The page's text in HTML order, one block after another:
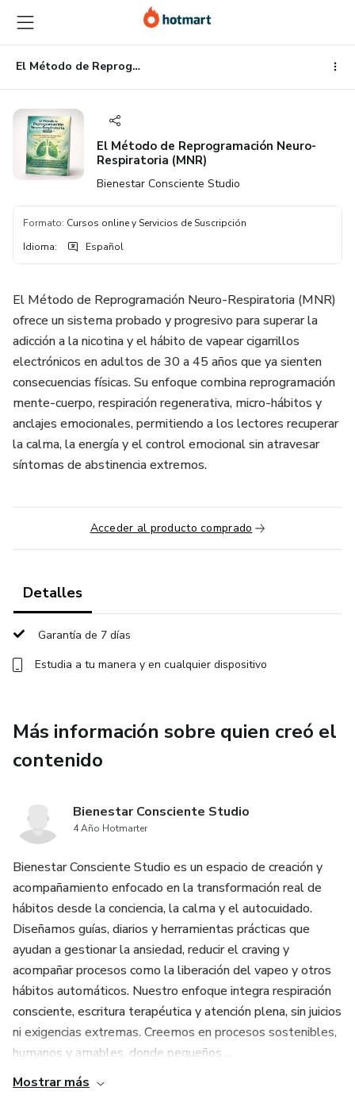
contenido
principal
la
página
de
pie
página
El Método de Reprogramación Neuro-Respiratoria (MNR)
El Método de Reprogramación Neuro-
Respiratoria (MNR)
Bienestar Consciente Studio
Formato: Cursos online y Servicios de Suscripción
Idioma: Español
El Método de Reprogramación Neuro-Respiratoria (MNR)
ofrece un sistema probado y progresivo para superar la
adicción a la nicotina y el hábito de vapear cigarrillos
electrónicos en adultos de 30 a 45 años que ya sienten
consecuencias físicas. Su enfoque combina reprogramación
mente-cuerpo, respiración regenerativa, micro-hábitos y
anclajes emocionales, permitiendo a los lectores recuperar
la calma, la energía y el control emocional sin atravesar
síntomas de abstinencia extremos.
Acceder al producto comprado
Detalles
Garantía de 7 días
Estudia a tu manera y en cualquier dispositivo
Más información sobre quien creó el
contenido
Bienestar Consciente Studio
4 Año Hotmarter
Bienestar Consciente Studio es un espacio de creación y
acompañamiento enfocado en la transformación real de
hábitos desde la conciencia, la calma y el autocuidado.
Diseñamos guías, diarios y herramientas prácticas que
ayudan a gestionar la ansiedad, reducir el craving y
acompañar procesos como la liberación del vapeo y otros
hábitos automáticos. Nuestro enfoque integra respiración
consciente, escritura terapéutica y atención plena, sin juicios
ni exigencias extremas. Creemos en procesos sostenibles,
humanos y amables, donde pequeños ...
Mostrar más